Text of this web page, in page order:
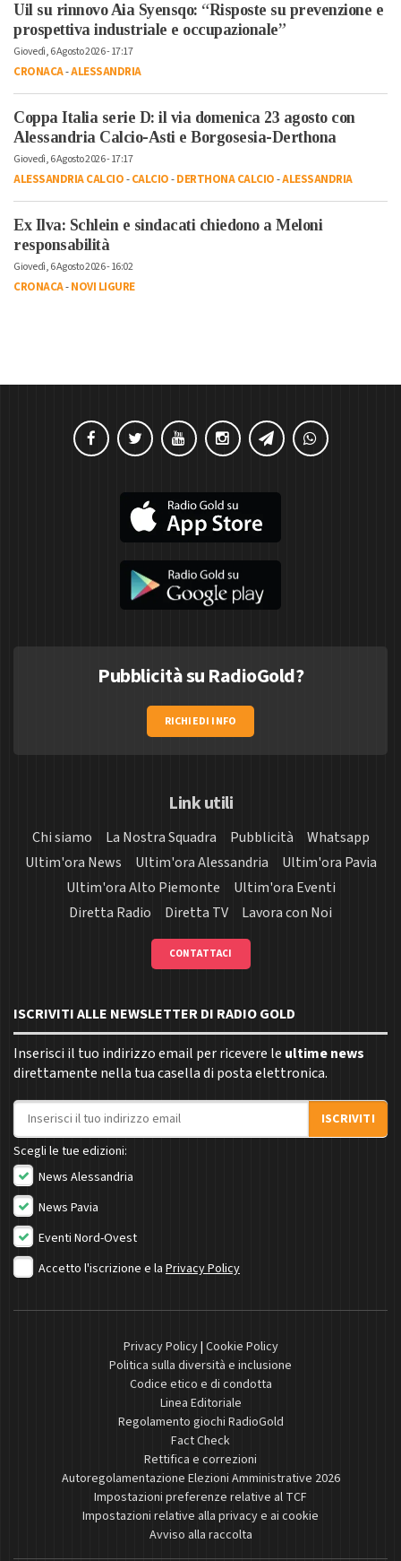
Uil su rinnovo Aia Syensqo: “Risposte su prevenzione e
prospettiva industriale e occupazionale”
Giovedì, 6 Agosto 2026 - 17:17
CRONACA-ALESSANDRIA
Coppa Italia serie D: il via domenica 23 agosto con
Alessandria Calcio-Asti e Borgosesia-Derthona
Giovedì, 6 Agosto 2026 - 17:17
ALESSANDRIA CALCIO-CALCIO-DERTHONA CALCIO-ALESSANDRIA
Ex Ilva: Schlein e sindacati chiedono a Meloni
responsabilità
Giovedì, 6 Agosto 2026 - 16:02
CRONACA-NOVI LIGURE
Pubblicità su RadioGold?
RICHIEDI INFO
Link utili
Chi siamo La Nostra Squadra Pubblicità
Whatsapp
Ultim'ora News
Ultim'ora Alessandria
Ultim'ora Pavia
Ultim'ora Alto Piemonte
Ultim'ora Eventi
Diretta Radio
Diretta TV Lavora con Noi
CONTATTACI
ISCRIVITI ALLE NEWSLETTER DI RADIO GOLD
Inserisci il tuo indirizzo email per ricevere le ultime news
direttamente nella tua casella di posta elettronica.
Indirizzo email
ISCRIVITI
Scegli le tue edizioni:
News Alessandria
News Pavia
Eventi Nord-Ovest
Accetto l'iscrizione e la Privacy Policy
Privacy Policy| Cookie Policy
Politica sulla diversità e inclusione
Codice etico e di condotta
Linea Editoriale
Regolamento giochi RadioGold
Fact Check
Rettifica e correzioni
Autoregolamentazione Elezioni Amministrative 2026
Impostazioni preferenze relative al TCF
Impostazioni relative alla privacy e ai cookie
Avviso alla raccolta